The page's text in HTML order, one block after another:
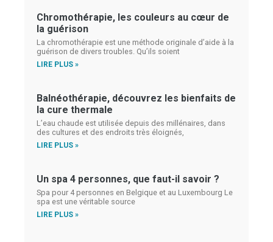
Chromothérapie, les couleurs au cœur de
la guérison
La chromothérapie est une méthode originale d’aide à la
guérison de divers troubles. Qu’ils soient
LIRE PLUS »
Balnéothérapie, découvrez les bienfaits de
la cure thermale
L’eau chaude est utilisée depuis des millénaires, dans
des cultures et des endroits très éloignés,
LIRE PLUS »
Un spa 4 personnes, que faut-il savoir ?
Spa pour 4 personnes en Belgique et au Luxembourg Le
spa est une véritable source
LIRE PLUS »